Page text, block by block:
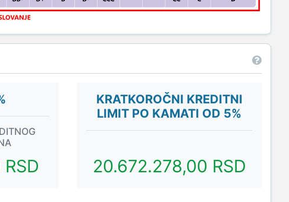
KRATKOROČNI KREDITNI
LIMIT PO KAMATI OD 5%
20.672.278,00 RSD